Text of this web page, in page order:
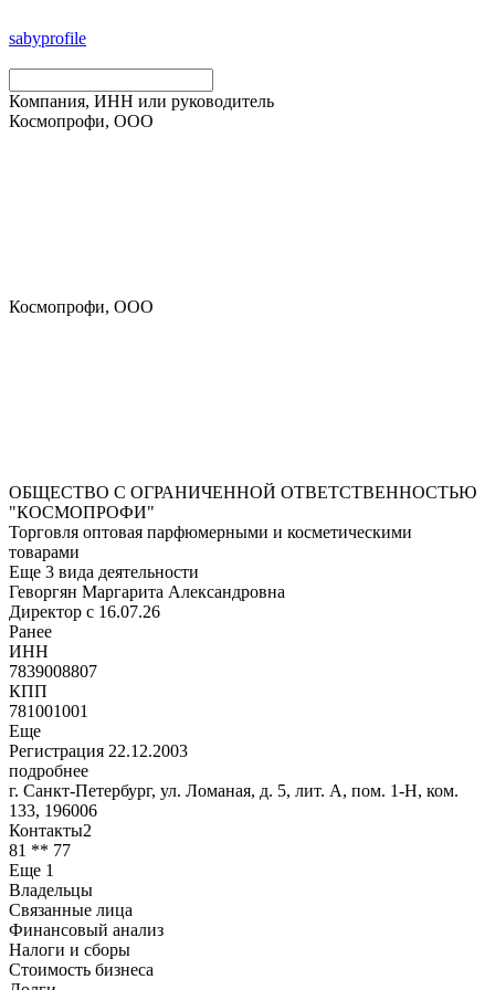
sabyprofile
Компания, ИНН или руководитель
Космопрофи, ООО
Космопрофи, ООО
ОБЩЕСТВО С ОГРАНИЧЕННОЙ ОТВЕТСТВЕННОСТЬЮ
"КОСМОПРОФИ"
Торговля оптовая парфюмерными и косметическими
товарами
Еще 3 вида деятельности
Геворгян Маргарита Александровна
Директор c 16.07.26
Ранее
ИНН
7839008807
КПП
781001001
Еще
Регистрация 22.12.2003
подробнее
г. Санкт-Петербург, ул. Ломаная, д. 5, лит. А, пом. 1-Н, ком.
133, 196006
Контакты2
81 ** 77
Еще 1
Владельцы
Связанные лица
Финансовый анализ
Налоги и сборы
Стоимость бизнеса